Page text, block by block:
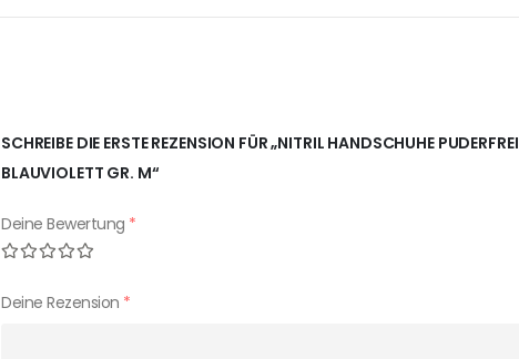
SCHREIBE DIE ERSTE REZENSION FÜR „NITRIL HANDSCHUHE PUDERFREI
BLAUVIOLETT GR. M“
Deine Bewertung *
Deine Rezension *